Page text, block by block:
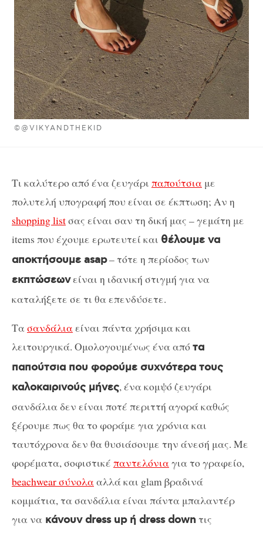
©@VIKYANDTHEKID
Τι καλύτερο από ένα ζευγάρι παπούτσια με
πολυτελή υπογραφή που είναι σε έκπτωση; Αν η
shopping listσας είναι σαν τη δική μας – γεμάτη με
items που έχουμε ερωτευτεί και θέλουμε να
αποκτήσουμε asap– τότε η περίοδος των
εκπτώσεωνείναι η ιδανική στιγμή για να
καταλήξετε σε τι θα επενδύσετε.
Τασανδάλιαείναι πάντα χρήσιμα και
λειτουργικά. Ομολογουμένως ένα απότα
παπούτσια που φορούμε συχνότερα τους
καλοκαιρινούς μήνες, ένα κομψό ζευγάρι
σανδάλια δεν είναι ποτέ περιττή αγορά καθώς
ξέρουμε πως θα το φοράμε για χρόνια και
ταυτόχρονα δεν θα θυσιάσουμε την άνεσή μας. Με
φορέματα, σοφιστικέ παντελόνιαγια το γραφείο,
beachwear σύνολααλλά και glam βραδινά
κομμάτια, τα σανδάλια είναι πάντα μπαλαντέρ
για να κάνουν dress up ή dress downτις